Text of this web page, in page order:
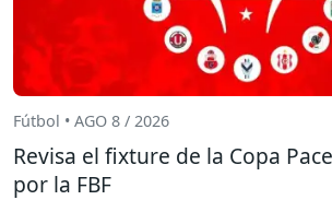
Fútbol • AGO 8 / 2026
Revisa el fixture de la Copa
por la FBF